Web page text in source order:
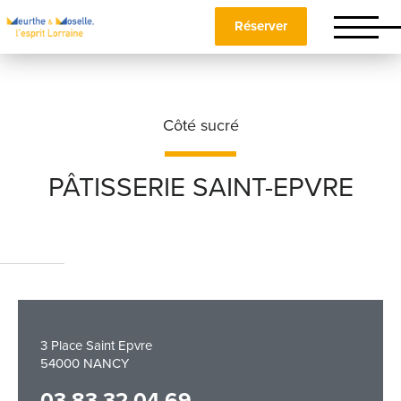
Réserver
Côté sucré
PÂTISSERIE SAINT-EPVRE
3 Place Saint Epvre
54000 NANCY
Prénom*